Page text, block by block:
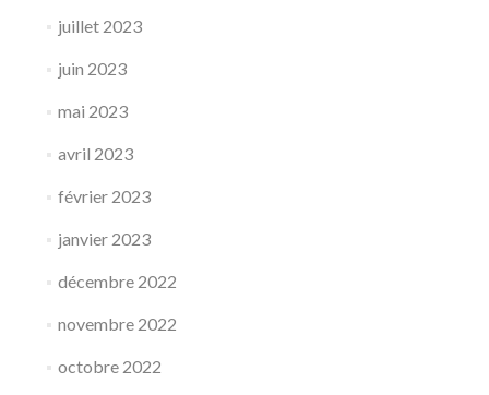
juillet 2023
juin 2023
mai 2023
avril 2023
février 2023
janvier 2023
décembre 2022
novembre 2022
octobre 2022